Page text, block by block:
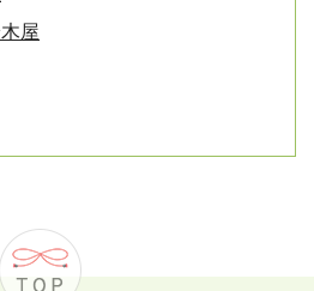
屋